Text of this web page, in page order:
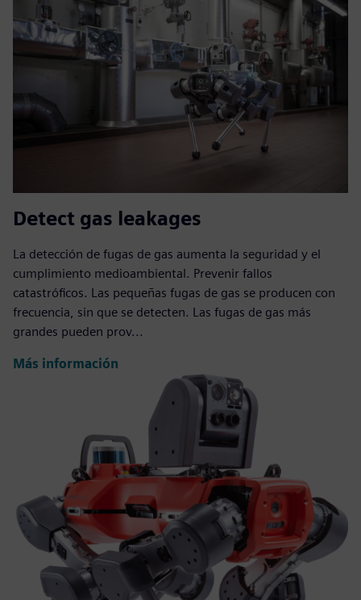
Detect gas leakages
La detección de fugas de gas aumenta la seguridad y el
cumplimiento medioambiental. Prevenir fallos
catastróficos. Las pequeñas fugas de gas se producen con
frecuencia, sin que se detecten. Las fugas de gas más
grandes pueden prov...
Más información